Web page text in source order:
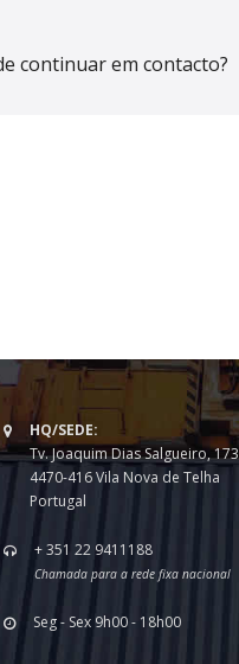
continuar em contacto?
HQ/SEDE:
Tv. Joaquim Dias Salgueiro, 173
4470-416 Vila Nova de Telha
Portugal
+ 351 22 9411188
Chamada para a rede fixa nacional
Seg - Sex 9h00 - 18h00